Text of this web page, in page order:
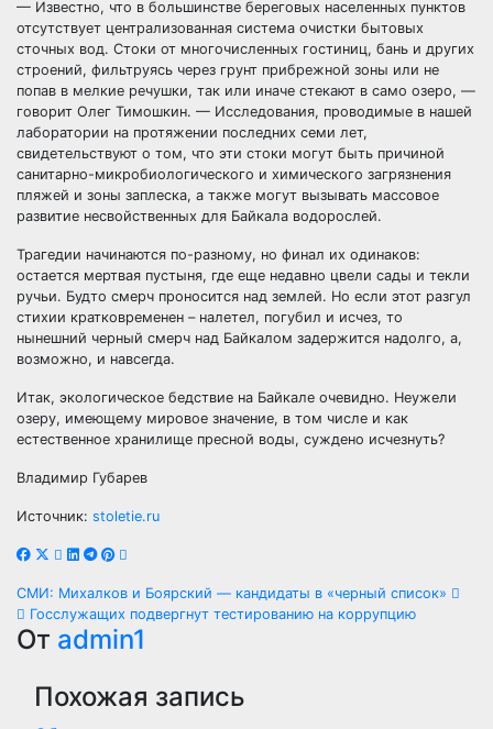
— Известно, что в большинстве береговых населенных пунктов
отсутствует централизованная система очистки бытовых
сточных вод. Стоки от многочисленных гостиниц, бань и других
строений, фильтруясь через грунт прибрежной зоны или не
попав в мелкие речушки, так или иначе стекают в само озеро, —
говорит Олег Тимошкин. — Исследования, проводимые в нашей
лаборатории на протяжении последних семи лет,
свидетельствуют о том, что эти стоки могут быть причиной
санитарно-микробиологического и химического загрязнения
пляжей и зоны заплеска, а также могут вызывать массовое
развитие несвойственных для Байкала водорослей.
Трагедии начинаются по-разному, но финал их одинаков:
остается мертвая пустыня, где еще недавно цвели сады и текли
ручьи. Будто смерч проносится над землей. Но если этот разгул
стихии кратковременен – налетел, погубил и исчез, то
нынешний черный смерч над Байкалом задержится надолго, а,
возможно, и навсегда.
Итак, экологическое бедствие на Байкале очевидно. Неужели
озеру, имеющему мировое значение, в том числе и как
естественное хранилище пресной воды, суждено исчезнуть?
Владимир Губарев
Источник: stoletie.ru
Навигация
по
записям
СМИ: Михалков и Боярский — кандидаты в «черный список»
Госслужащих подвергнут тестированию на коррупцию
От admin1
Похожая запись